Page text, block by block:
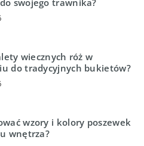
swojego trawnika?
wiecznych róż w
do tradycyjnych bukietów?
wzory i kolory poszewek
wnętrza?